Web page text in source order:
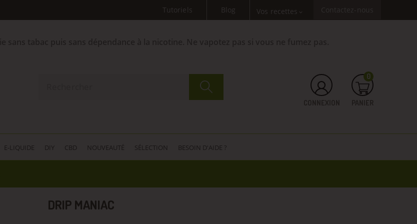
Tutoriels Blog Vos recettes expand_more Contactez-nous
0
E-LIQUIDE DIY CBD NOUVEAUTÉ SÉLECTION BESOIN D'AIDE ?
DRIP MANIAC